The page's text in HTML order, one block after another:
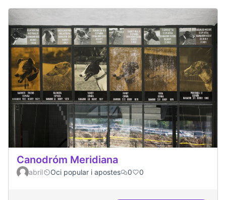
Canodróm Meridiana
abril Oci popular i apostes 0 0